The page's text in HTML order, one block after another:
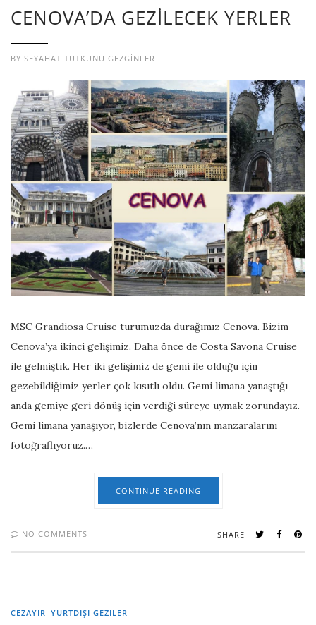
CENOVA’DA GEZİLECEK YERLER
BY SEYAHAT TUTKUNU GEZGINLER
MSC Grandiosa Cruise turumuzda durağımız Cenova. Bizim
Cenova’ya ikinci gelişimiz. Daha önce de Costa Savona Cruise
ile gelmiştik. Her iki gelişimiz de gemi ile olduğu için
gezebildiğimiz yerler çok kısıtlı oldu. Gemi limana yanaştığı
anda gemiye geri dönüş için verdiği süreye uymak zorundayız.
Gemi limana yanaşıyor, bizlerde Cenova’nın manzaralarını
fotoğraflıyoruz.…
CONTINUE READING
NO COMMENTS SHARE
CEZAYİR YURTDIŞI GEZILER